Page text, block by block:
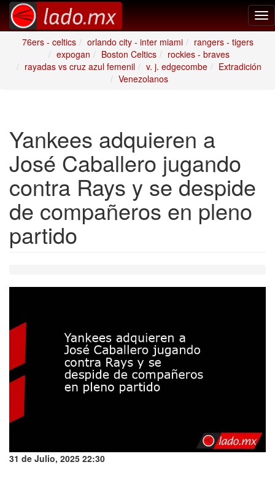
76ers - celtics
orlando city - inter miami
rangers - tigers
expogan
Boston Celtics
rockies - braves
rayadas vs cruz azul femenil
v. j. edgecombe
Extradición
Venezolanos
Yankees adquieren a
José Caballero jugando
contra Rays y se despide
de compañeros en pleno
partido
31 de Julio, 2025 22:30